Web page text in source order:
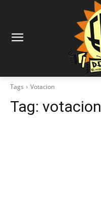
Tags Votacion
Tag: votacion